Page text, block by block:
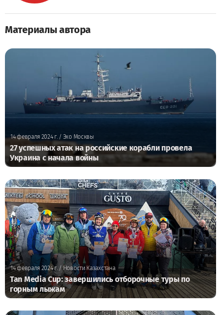
Материалы автора
14 февраля 2024 г./ Эхо Москвы
27 успешных атак на российские корабли провела
Украина с начала войны
14 февраля 2024 г./ Новости Казахстана
Tan Media Cup: завершились отборочные туры по
горным лыжам